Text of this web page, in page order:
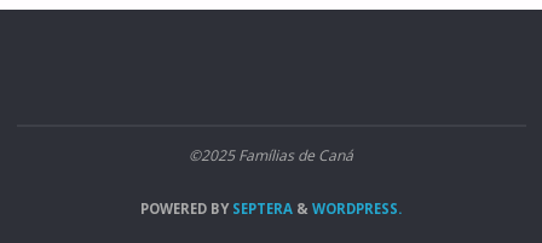
©2025 Famílias de Caná
POWERED BYSEPTERA & WORDPRESS.